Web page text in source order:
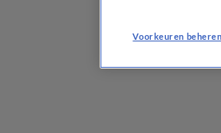
Voorkeuren beheren